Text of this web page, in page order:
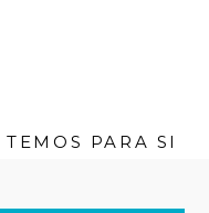
PARA SI